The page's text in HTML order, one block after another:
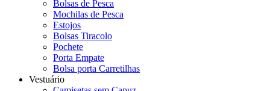
Bolsas de Pesca
Mochilas de Pesca
Estojos
Bolsas Tiracolo
Pochete
Porta Empate
Bolsa porta Carretilhas
Vestuário